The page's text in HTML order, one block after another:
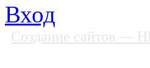
Вход
Создание сайтов —